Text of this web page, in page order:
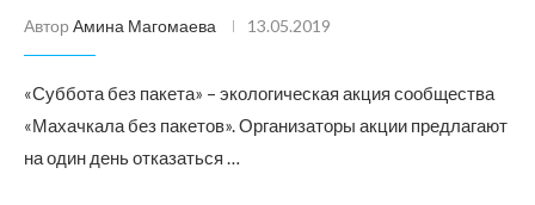
Автор Амина Магомаева 13.05.2019
«Суббота без пакета» – экологическая акция сообщества
«Махачкала без пакетов». Организаторы акции предлагают
на один день отказаться …